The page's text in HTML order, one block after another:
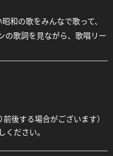
和の歌をみんなで歌って、
の歌詞を見ながら、歌唱リー
後する場合がございます）
ださい。